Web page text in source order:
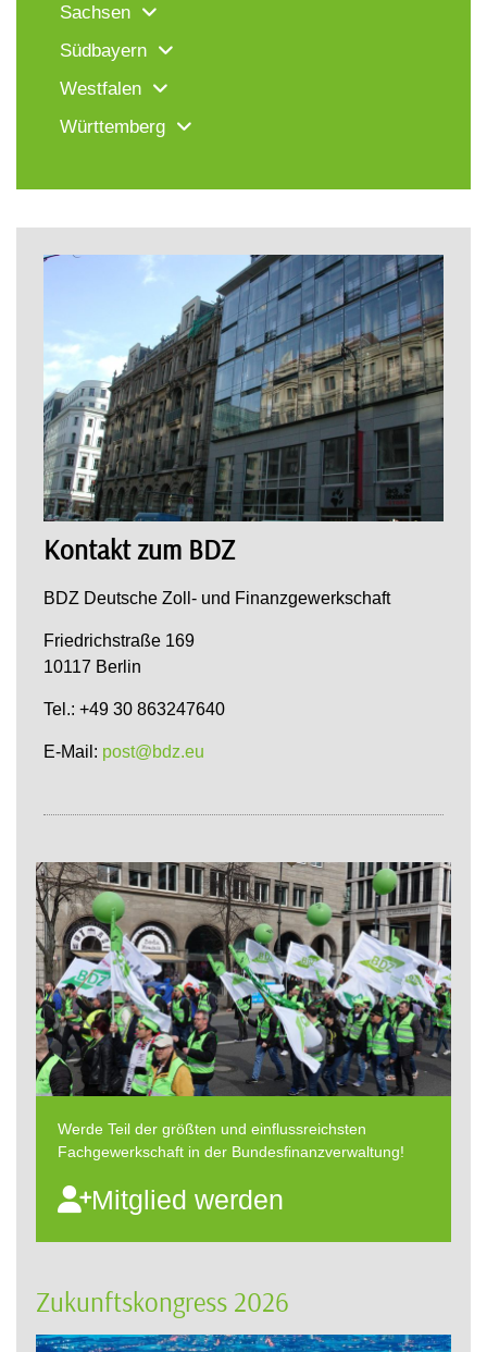
Sachsen
Südbayern
Westfalen
Württemberg
Kontakt zum BDZ
BDZ Deutsche Zoll- und Finanzgewerkschaft
Friedrichstraße 169
10117 Berlin
Tel.: +49 30 863247640
E-Mail: post@bdz.eu
Werde Teil der größten und einflussreichsten
Fachgewerkschaft in der Bundesfinanzverwaltung!
Mitglied werden
Zukunftskongress 2026